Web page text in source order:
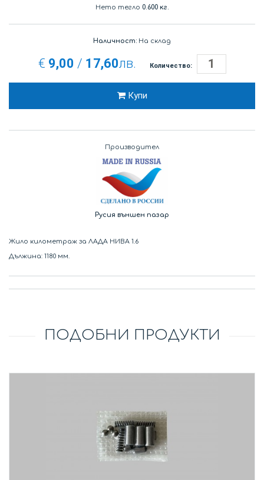
Нето тегло 0.600 кг.
Наличност: На склад
€ 9,00 / 17,60лв. Количество:
Купи
Производител
Русия външен пазар
Жило километраж за ЛАДА НИВА 1.6
Дължина: 1180 мм.
ПОДОБНИ ПРОДУКТИ